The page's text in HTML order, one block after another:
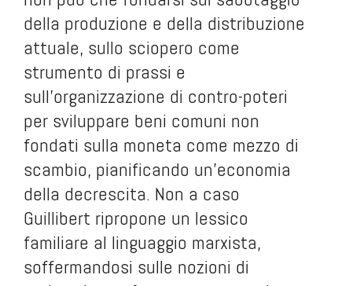
della produzione e della distribuzione
attuale, sullo sciopero come
strumento di prassi e
sull’organizzazione di contro-poteri
per sviluppare beni comuni non
fondati sulla moneta come mezzo di
scambio, pianificando un’economia
della decrescita. Non a caso
Guillibert ripropone un lessico
familiare al linguaggio marxista,
soffermandosi sulle nozioni di